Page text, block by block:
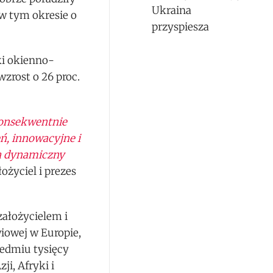
tym okresie o
okienno-
o 26 proc.
innowacyjne i
dynamiczny
i prezes
i
w Europie,
tysięcy
Afryki i
Ukraina
przyspiesza